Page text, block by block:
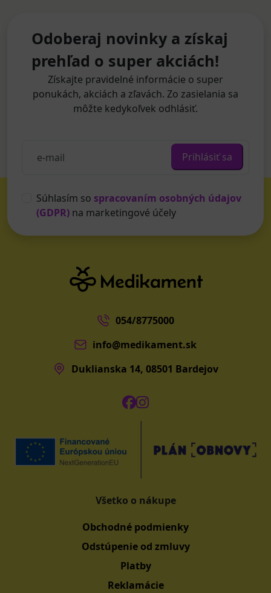
Odoberaj novinky a získaj
prehľad o super akciách!
Získajte pravidelné informácie o super
ponukách, akciách a zľavách. Zo zasielania sa
môžte kedykoľvek odhlásiť.
Prihlásiť sa
Súhlasím so spracovaním osobných údajov
(GDPR) na marketingové účely
054/8775000
info@medikament.sk
Duklianska 14, 08501 Bardejov
Všetko o nákupe
Obchodné podmienky
Odstúpenie od zmluvy
Platby
Reklamácie